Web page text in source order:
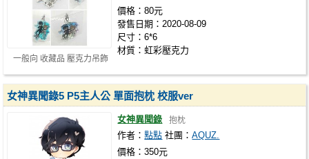
一般向 收藏品 壓克力吊飾
價格：80元
發售日期：2020-08-09
尺寸：6*6
材質：虹彩壓克力
女神異聞錄5 P5主人公 單面抱枕 校服ver
女神異聞錄 抱枕
作者：點點 社團：AQUZ.
價格：350元